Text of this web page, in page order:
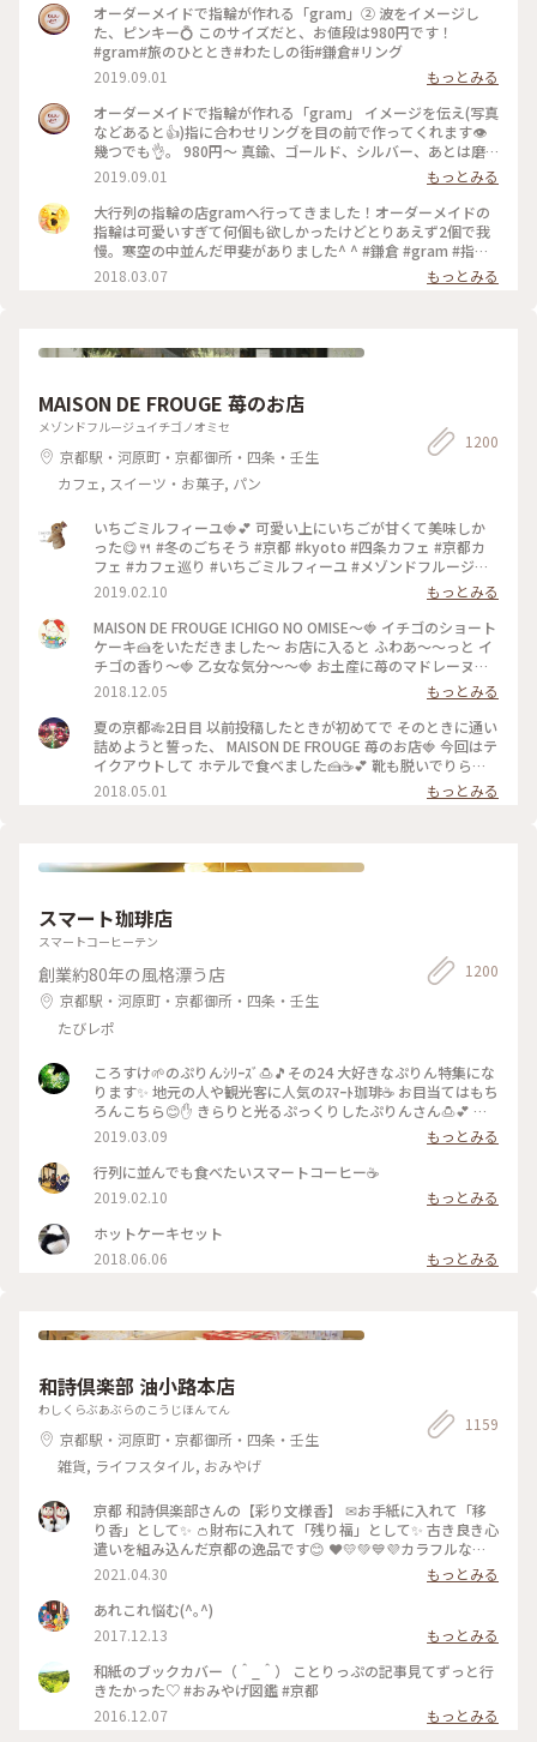
オーダーメイドで指輪が作れる「gram」② 波をイメージし
た、ピンキー💍 このサイズだと、お値段は980円です！
#gram#旅のひととき#わたしの街#鎌倉#リング
2019.09.01
もっとみる
オーダーメイドで指輪が作れる「gram」 イメージを伝え(写真
などあると👍)指に合わせリングを目の前で作ってくれます👁
幾つでも👌。 980円〜 真鍮、ゴールド、シルバー、あとは磨
きをかけるかマットな感じにするか💍😊✨✨ 今回は、左からピ
ンキー、中指、親指と作りました😅 いつもは行列がすごいの
に、この日、整理券なし、30分並び入れました😱😱‼️(平日の
夕方) 皆さん、カップルもいだけど、グループで来られ旅の思
い出に作られたりしている方が多かったです😊 まさか、入れ
ると思わなかったので、待ち時間に情報収集し勢いで作ったリ
ング。それでも、なんだか愛着がわきますね… 次は、重ね付け
2019.09.01
もっとみる
大行列の指輪の店gramへ行ってきました！オーダーメイドの
指輪は可愛いすぎて何個も欲しかったけどとりあえず2個で我
慢。寒空の中並んだ甲斐がありました^ ^ #鎌倉 #gram #指輪
#オーダーメイド
2018.03.07 もっとみる
MAISON DE FROUGE 苺のお店
メゾンドフルージュイチゴノオミセ
京都駅・河原町・京都御所・四条・壬生
カフェ, スイーツ・お菓子, パン
1200
いちごミルフィーユ🍓💕 可愛い上にいちごが甘くて美味しか
った😋🍴 #冬のごちそう #京都 #kyoto #四条カフェ #京都カ
フェ #カフェ巡り #いちごミルフィーユ #メゾンドフルージュ
#苺 #strawberry #ストロベリー #いちご大好き#お茶にしよう
2019.02.10
もっとみる
MAISON DE FROUGE ICHIGO NO OMISE〜🍓 イチゴのショート
ケーキ🍰をいただきました〜 お店に入ると ふわあ〜〜っと イ
チゴの香り〜🍓 乙女な気分〜〜🍓 お土産に苺のマドレーヌを
購入〜楽しみっ❤️ #京都#イチゴのお店#ショートケーキ
2018.12.05
もっとみる
夏の京都🎋2日目 以前投稿したときが初めてで そのときに通い
詰めようと誓った、 MAISON DE FROUGE 苺のお店🍓 今回はテ
イクアウトして ホテルで食べました🍰☕️💕 靴も脱いでりらっ
くす〜〜しながら食べて、 お店でとはまた違った幸せな苺時間
でした🍓 #京都 #カフェ #ケーキ #苺
2018.05.01 もっとみる
スマート珈琲店
スマートコーヒーテン
創業約80年の風格漂う店
京都駅・河原町・京都御所・四条・壬生
たびレポ
1200
ころすけ🌱のぷりんｼﾘｰｽﾞ🍮🎵その24 大好きなぷりん特集にな
ります✨ 地元の人や観光客に人気のｽﾏｰﾄ珈琲☕️ お目当てはもち
ろんこちら😊✋ きらりと光るぷっくりしたぷりんさん🍮💕 固
めで卵を感じる昔ながらのお味です😊ｶﾗﾒﾙｿｰｽはとても優しく
苦味がなくて美味しかった～(*´∀｀*)🎶 ｶﾞﾗｽのお皿もお店の
昭和ﾚﾄﾛな雰囲気にぴったり合っていました💓たまごｻﾝﾄﾞもﾎｯﾄ
ｹｰｷも美味しくて京都に来たらおすすめな喫茶店です🍴 #スマ
ート珈琲 #ぷりん #プリン #昔ながら #光る #レトロ #昭和レト
ロ #喫茶店 #お目当て #自家製 #京都 #ぷりんシリーズ
2019.03.09
もっとみる
行列に並んでも食べたいスマートコーヒー☕️
2019.02.10
もっとみる
ホットケーキセット
2018.06.06
もっとみる
和詩倶楽部 油小路本店
わしくらぶあぶらのこうじほんてん
京都駅・河原町・京都御所・四条・壬生
雑貨, ライフスタイル, おみやげ
1159
京都 和詩倶楽部さんの【彩り文様香】 ✉お手紙に入れて「移
り香」として✨ 👛財布に入れて「残り福」として✨ 古き良き心
遣いを組み込んだ京都の逸品です😊 ❤️💛💚💙💜カラフルな可
愛い「京もの」 持ってるだけで幸せな気持ちになりますよ〜(*
´ᵕ`*) ❁❀✿✾🤍香りは 白檀🤍❁❀✿✾ 伝統文様の説明は写真5
枚目を見てくださいね✨ * 白檀はふくよかで優美さを兼ね備え
高貴な心打つ香りがします(*´˘`*)♡♡♡ 大好きな香りです(｡･
ω･｡)❁。🌼.*･ﾟ .ﾟ･*. * 古代より人の心を捉え 和らげてきた香
り。 お寺にいるような落ち着いた気持ちになります😌 * 今日
で4月も最終日。 過ぎ行く春を名残惜しみ 桜のお香をたきまし
た･:*:･(*´ｴ｀*)･:*:･ 🌸桜だけど 白檀の香りです😆 🐱にゃんこ
のお香立てを見せたかったの〜😜 * 我慢がまんの連休ですが
2021.04.30
もっとみる
あれこれ悩む(^｡^)
2017.12.13
もっとみる
和紙のブックカバー（＾_＾） ことりっぷの記事見てずっと行
きたかった♡ #おみやげ図鑑 #京都
2016.12.07
もっとみる